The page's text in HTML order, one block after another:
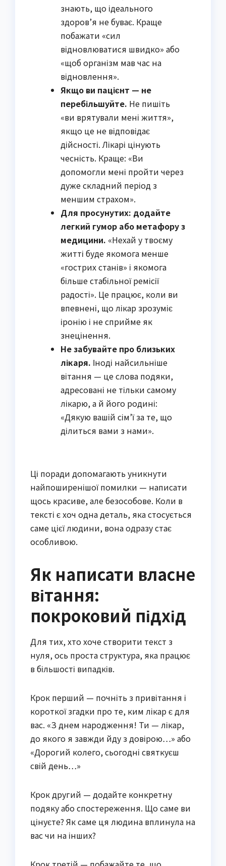
знають, що ідеального
здоров’я не буває. Краще
побажати «сил
відновлюватися швидко» або
«щоб організм мав час на
відновлення».
Якщо ви пацієнт — не
перебільшуйте. Не пишіть
«ви врятували мені життя»,
якщо це не відповідає
дійсності. Лікарі цінують
чесність. Краще: «Ви
допомогли мені пройти через
дуже складний період з
меншим страхом».
Для просунутих: додайте
легкий гумор або метафору з
медицини. «Нехай у твоєму
житті буде якомога менше
«гострих станів» і якомога
більше стабільної ремісії
радості». Це працює, коли ви
впевнені, що лікар зрозуміє
іронію і не сприйме як
знецінення.
Не забувайте про близьких
лікаря. Іноді найсильніше
вітання — це слова подяки,
адресовані не тільки самому
лікарю, а й його родині:
«Дякую вашій сім’ї за те, що
ділиться вами з нами».
Ці поради допомагають уникнути
найпоширенішої помилки — написати
щось красиве, але безособове. Коли в
тексті є хоч одна деталь, яка стосується
саме цієї людини, вона одразу стає
особливою.
Як написати власне
вітання:
покроковий підхід
Для тих, хто хоче створити текст з
нуля, ось проста структура, яка працює
в більшості випадків.
Крок перший — почніть з привітання і
короткої згадки про те, ким лікар є для
вас. «З днем народження! Ти — лікар,
до якого я завжди йду з довірою…» або
«Дорогий колего, сьогодні святкуєш
свій день…»
Крок другий — додайте конкретну
подяку або спостереження. Що саме ви
цінуєте? Як саме ця людина вплинула на
вас чи на інших?